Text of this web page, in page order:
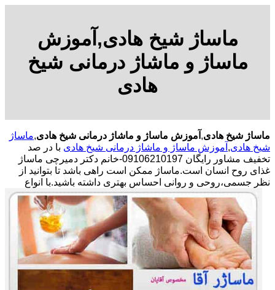
ماساژ شیخ هادی,آموزش
ماساژ و ماشاژ درمانی شیخ
هادی
ماساژ شیخ هادی, آموزش ماساژ و ماشاژ درمانی شیخ هادی,ماساژ
شیخ هادی, آموزش ماساژ و ماشاژ درمانی شیخ هادی با در صد
تخفیف مشاور رایگان 09106210197-خانم دکتر دمیرچی ماساژ
غذای روح انسان است.ماساژ ممکن است راهی باشد تا بتوانید از
نظر جسمی،روحی و روانی احساس بهتری داشته باشید.با انواع